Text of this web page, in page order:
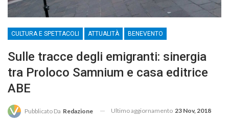
CULTURA E SPETTACOLI ATTUALITÀ BENEVENTO
Sulle tracce degli emigranti: sinergia
tra Proloco Samnium e casa editrice
ABE
Pubblicato Da Redazione Ultimo aggiornamento 23 Nov, 2018